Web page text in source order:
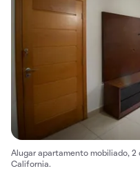
Alugar apartamento mobiliado,
California.